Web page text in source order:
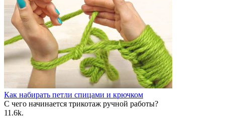
Как набирать петли спицами и крючком
С чего начинается трикотаж ручной работы?
11.6k.